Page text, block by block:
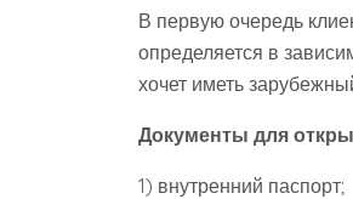
В первую очередь
определяется в
хочет иметь
Документы для
1) внутренний паспорт;